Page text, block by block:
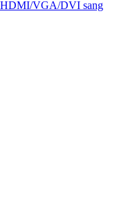
HDMI/VGA/DVI sang